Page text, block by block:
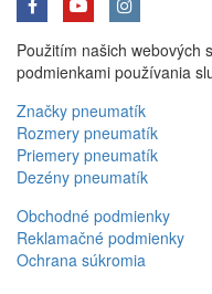
Použitím našich webových
podmienkami používania
Značky pneumatík
Rozmery pneumatík
Priemery pneumatík
Dezény pneumatík
Obchodné podmienky
Reklamačné podmienky
Ochrana súkromia